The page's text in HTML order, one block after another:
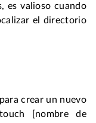
es valioso cuando
el directorio
crear un nuevo
[nombre de